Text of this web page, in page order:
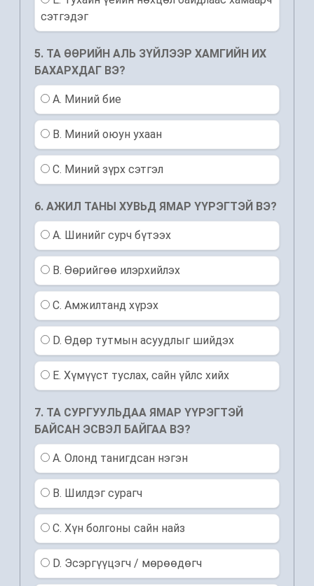
сэтгэдэг
5. ТА ӨӨРИЙН АЛЬ ЗҮЙЛЭЭР ХАМГИЙН ИХ
БАХАРХДАГ ВЭ?
A. Миний бие
B. Миний оюун ухаан
C. Миний зүрх сэтгэл
6. АЖИЛ ТАНЫ ХУВЬД ЯМАР ҮҮРЭГТЭЙ ВЭ?
A. Шинийг сурч бүтээх
B. Өөрийгөө илэрхийлэх
C. Амжилтанд хүрэх
D. Өдөр тутмын асуудлыг шийдэх
E. Хүмүүст туслах, сайн үйлс хийх
7. ТА СУРГУУЛЬДАА ЯМАР ҮҮРЭГТЭЙ
БАЙСАН ЭСВЭЛ БАЙГАА ВЭ?
A. Олонд танигдсан нэгэн
B. Шилдэг сурагч
C. Хүн болгоны сайн найз
D. Эсэргүүцэгч / мөрөөдөгч